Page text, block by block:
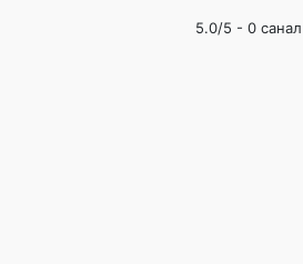
5.0/5 - 0 санал